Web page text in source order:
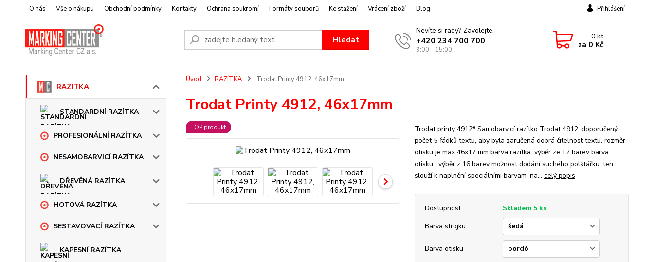
O nás Vše o nákupu Obchodní podmínky Kontakty Ochrana soukromí Formáty souborů Ke stažení Vrácení zboží Blog Přihlášení
Hledat
Nevíte si rady? Zavolejte.
+420 234 700 700
9:00 - 15:00
0ks
za 0 Kč
RAZÍTKA
STANDARDNÍ RAZÍTKA
PROFESIONÁLNÍ RAZÍTKA
NESAMOBARVICÍ RAZÍTKA
DŘEVĚNÁ RAZÍTKA
HOTOVÁ RAZÍTKA
SESTAVOVACÍ RAZÍTKA
KAPESNÍ RAZÍTKA
Úvod RAZÍTKA Trodat Printy 4912, 46x17mm
Trodat Printy 4912, 46x17mm
TOP produkt
Trodat printy 4912* Samobarvicí razítko Trodat 4912, doporučený
počet 5 řádků textu, aby byla zaručená dobrá čitelnost textu. rozměr
otisku je max 46x17 mm barva razítka: výběr ze 12 barev barva
otisku: výběr z 16 barev možnost dodání suchého polštářku, ten
slouží k naplnění speciálními barvami na... celý popis
Dostupnost
Skladem 5 ks
Barva strojku
Barva otisku